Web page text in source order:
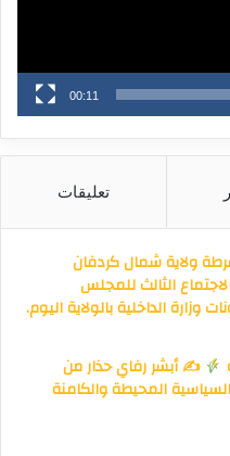
00:11
تعليقات
ولاية شمال كردفان
الثالث للمجلس
وزارة الداخلية بالولاية اليوم.
✍أبشر رفاي حذار من
المحيطة والكامنة